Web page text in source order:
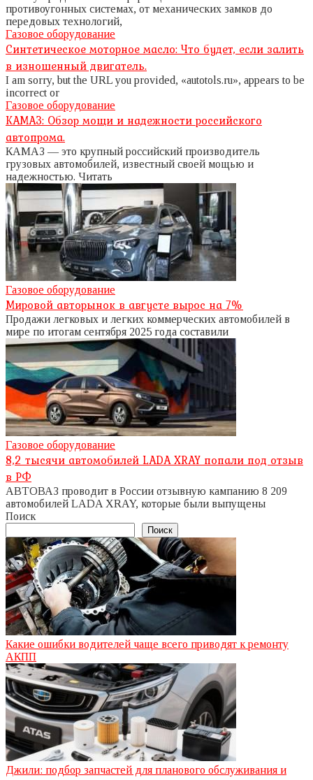
противоугонных системах, от механических замков до
передовых технологий,
Газовое оборудование
Синтетическое моторное масло: Что будет, если залить
в изношенный двигатель.
I am sorry, but the URL you provided, «autotols.ru», appears to be
incorrect or
Газовое оборудование
КАМАЗ: Обзор мощи и надежности российского
автопрома.
КАМАЗ — это крупный российский производитель
грузовых автомобилей, известный своей мощью и
надежностью. Читать
Газовое оборудование
Мировой авторынок в августе вырос на 7%
Продажи легковых и легких коммерческих автомобилей в
мире по итогам сентября 2025 года составили
Газовое оборудование
8,2 тысячи автомобилей LADA XRAY попали под отзыв
в РФ
АВТОВАЗ проводит в России отзывную кампанию 8 209
автомобилей LADA XRAY, которые были выпущены
Поиск
Поиск
Какие ошибки водителей чаще всего приводят к ремонту
АКПП
Джили: подбор запчастей для планового обслуживания и